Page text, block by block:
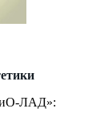
ЛАД»: